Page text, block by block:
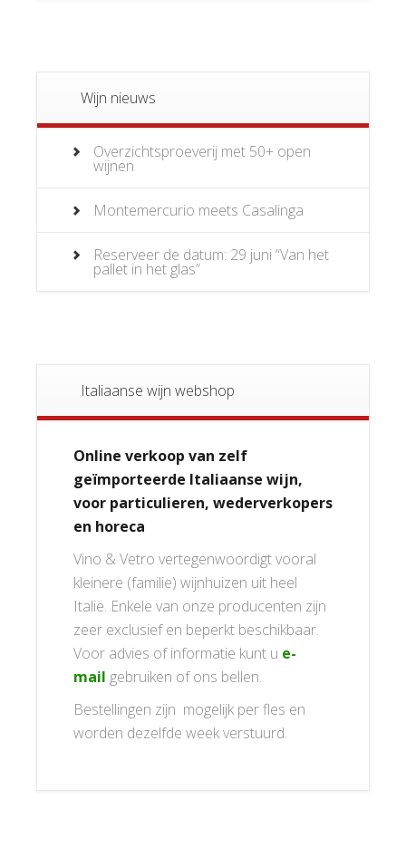
Wijn nieuws
Overzichtsproeverij met 50+ open
wijnen
Montemercurio meets Casalinga
Reserveer de datum: 29 juni “Van het
pallet in het glas”
Italiaanse wijn webshop
Online verkoop van zelf
geïmporteerde Italiaanse wijn,
voor particulieren, wederverkopers
en horeca
Vino & Vetro vertegenwoordigt vooral
kleinere (familie) wijnhuizen uit heel
Italië. Enkele van onze producenten zijn
zeer exclusief en beperkt beschikbaar.
Voor advies of informatie kunt u e-
mail gebruiken of ons bellen.
Bestellingen zijn mogelijk per fles en
worden dezelfde week verstuurd.